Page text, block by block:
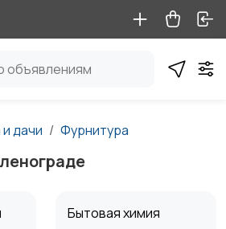
дачи Фурнитура
Бытовая химия